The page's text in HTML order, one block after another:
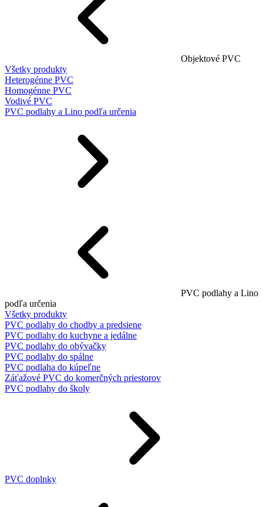
Objektové PVC
Všetky produkty
Heterogénne PVC
Homogénne PVC
Vodivé PVC
PVC podlahy a Lino podľa určenia
PVC podlahy a Lino
podľa určenia
Všetky produkty
PVC podlahy do chodby a predsiene
PVC podlahy do kuchyne a jedálne
PVC podlahy do obývačky
PVC podlahy do spálne
PVC podlaha do kúpeľne
Záťažové PVC do komerčných priestorov
PVC podlahy do školy
PVC doplnky